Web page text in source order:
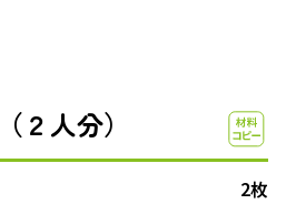
２人分）
2枚